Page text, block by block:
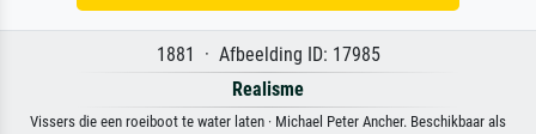
1881 · Afbeelding ID: 17985
Realisme
Vissers die een roeiboot te water laten · Michael Peter Ancher. Beschikbaar als